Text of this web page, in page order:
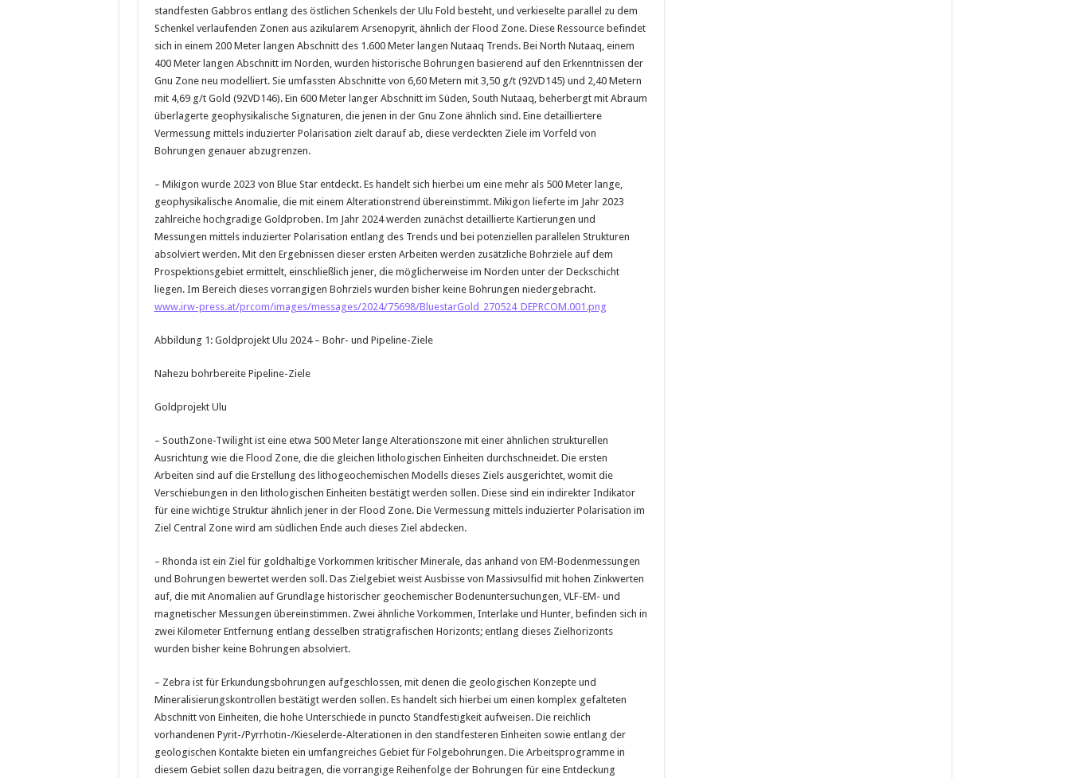
standfesten Gabbros entlang des östlichen Schenkels der Ulu Fold besteht, und verkieselte parallel zu dem
Schenkel verlaufenden Zonen aus azikularem Arsenopyrit, ähnlich der Flood Zone. Diese Ressource befindet
sich in einem 200 Meter langen Abschnitt des 1.600 Meter langen Nutaaq Trends. Bei North Nutaaq, einem
400 Meter langen Abschnitt im Norden, wurden historische Bohrungen basierend auf den Erkenntnissen der
Gnu Zone neu modelliert. Sie umfassten Abschnitte von 6,60 Metern mit 3,50 g/t (92VD145) und 2,40 Metern
mit 4,69 g/t Gold (92VD146). Ein 600 Meter langer Abschnitt im Süden, South Nutaaq, beherbergt mit Abraum
überlagerte geophysikalische Signaturen, die jenen in der Gnu Zone ähnlich sind. Eine detailliertere
Vermessung mittels induzierter Polarisation zielt darauf ab, diese verdeckten Ziele im Vorfeld von
Bohrungen genauer abzugrenzen.
– Mikigon wurde 2023 von Blue Star entdeckt. Es handelt sich hierbei um eine mehr als 500 Meter lange,
geophysikalische Anomalie, die mit einem Alterationstrend übereinstimmt. Mikigon lieferte im Jahr 2023
zahlreiche hochgradige Goldproben. Im Jahr 2024 werden zunächst detaillierte Kartierungen und
Messungen mittels induzierter Polarisation entlang des Trends und bei potenziellen parallelen Strukturen
absolviert werden. Mit den Ergebnissen dieser ersten Arbeiten werden zusätzliche Bohrziele auf dem
Prospektionsgebiet ermittelt, einschließlich jener, die möglicherweise im Norden unter der Deckschicht
liegen. Im Bereich dieses vorrangigen Bohrziels wurden bisher keine Bohrungen niedergebracht.
www.irw-press.at/prcom/images/messages/2024/75698/BluestarGold_270524_DEPRCOM.001.png
Abbildung 1: Goldprojekt Ulu 2024 – Bohr- und Pipeline-Ziele
Nahezu bohrbereite Pipeline-Ziele
Goldprojekt Ulu
– SouthZone-Twilight ist eine etwa 500 Meter lange Alterationszone mit einer ähnlichen strukturellen
Ausrichtung wie die Flood Zone, die die gleichen lithologischen Einheiten durchschneidet. Die ersten
Arbeiten sind auf die Erstellung des lithogeochemischen Modells dieses Ziels ausgerichtet, womit die
Verschiebungen in den lithologischen Einheiten bestätigt werden sollen. Diese sind ein indirekter Indikator
für eine wichtige Struktur ähnlich jener in der Flood Zone. Die Vermessung mittels induzierter Polarisation im
Ziel Central Zone wird am südlichen Ende auch dieses Ziel abdecken.
– Rhonda ist ein Ziel für goldhaltige Vorkommen kritischer Minerale, das anhand von EM-Bodenmessungen
und Bohrungen bewertet werden soll. Das Zielgebiet weist Ausbisse von Massivsulfid mit hohen Zinkwerten
auf, die mit Anomalien auf Grundlage historischer geochemischer Bodenuntersuchungen, VLF-EM- und
magnetischer Messungen übereinstimmen. Zwei ähnliche Vorkommen, Interlake und Hunter, befinden sich in
zwei Kilometer Entfernung entlang desselben stratigrafischen Horizonts; entlang dieses Zielhorizonts
wurden bisher keine Bohrungen absolviert.
– Zebra ist für Erkundungsbohrungen aufgeschlossen, mit denen die geologischen Konzepte und
Mineralisierungskontrollen bestätigt werden sollen. Es handelt sich hierbei um einen komplex gefalteten
Abschnitt von Einheiten, die hohe Unterschiede in puncto Standfestigkeit aufweisen. Die reichlich
vorhandenen Pyrit-/Pyrrhotin-/Kieselerde-Alterationen in den standfesteren Einheiten sowie entlang der
geologischen Kontakte bieten ein umfangreiches Gebiet für Folgebohrungen. Die Arbeitsprogramme in
diesem Gebiet sollen dazu beitragen, die vorrangige Reihenfolge der Bohrungen für eine Entdeckung